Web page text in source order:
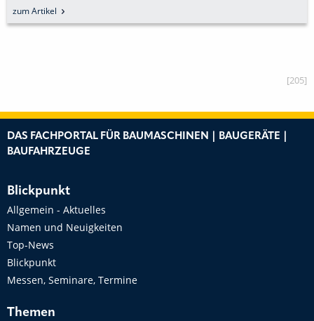
zum Artikel
[205]
DAS FACHPORTAL FÜR BAUMASCHINEN | BAUGERÄTE |
BAUFAHRZEUGE
Blickpunkt
Allgemein - Aktuelles
Namen und Neuigkeiten
Top-News
Blickpunkt
Messen, Seminare, Termine
Themen